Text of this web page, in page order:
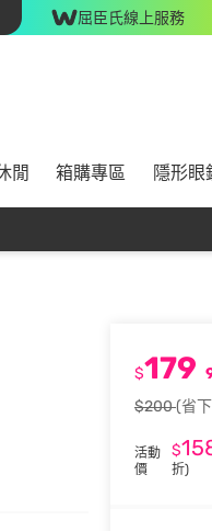
屈臣氏線上服務
閒 箱購專區 隱形眼
$179
$200(省
活動
價
$
折)